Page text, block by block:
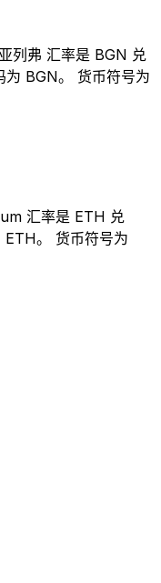
列弗 汇率是 BGN 兑
为 BGN。 货币符号为
汇率是 ETH 兑
。 货币符号为